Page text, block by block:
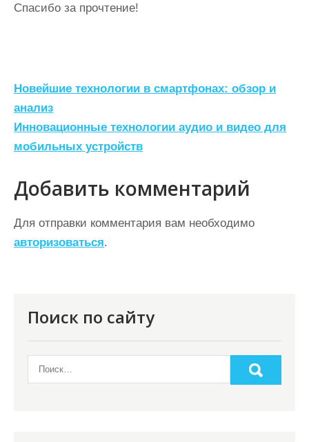
Спасибо за прочтение!
Н
а
в
и
г
а
ц
и
Новейшие технологии в смартфонах: обзор и
анализ
Инновационные технологии аудио и видео для
мобильных устройств
Добавить комментарий
Для отправки комментария вам необходимо
авторизоваться.
Поиск по сайту